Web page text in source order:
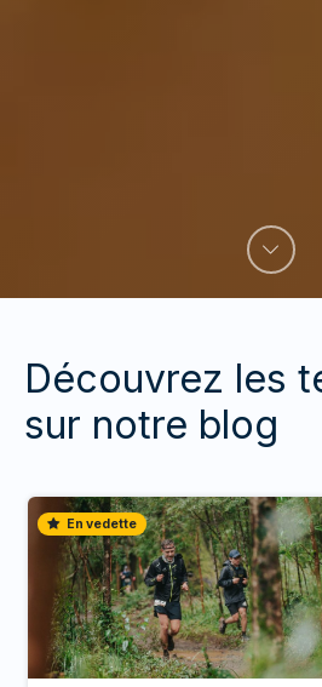
Découvrez les
sur notre blog
En vedette